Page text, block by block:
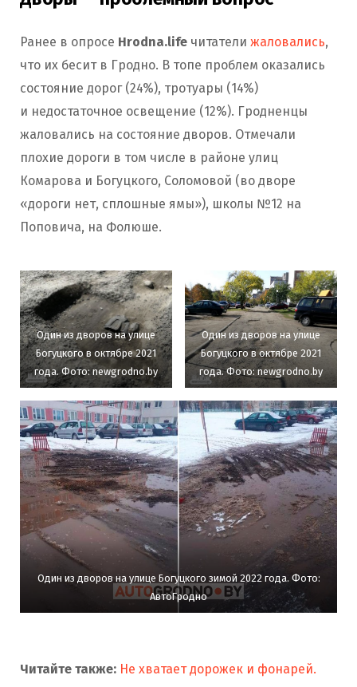
Ранее в опросе Hrodna.life читатели жаловались,
что их бесит в Гродно. В топе проблем оказались
состояние дорог (24%), тротуары (14%)
и недостаточное освещение (12%). Гродненцы
жаловались на состояние дворов. Отмечали
плохие дороги в том числе в районе улиц
Комарова и Богуцкого, Соломовой (во дворе
«дороги нет, сплошные ямы»), школы №12 на
Поповича, на Фолюше.
Один из дворов на улице
Богуцкого в октябре 2021
года. Фото: newgrodno.by
Один из дворов на улице
Богуцкого в октябре 2021
года. Фото: newgrodno.by
Один из дворов на улице Богуцкого зимой 2022 года. Фото:
АвтоГродно
Читайте также: Не хватает дорожек и фонарей.